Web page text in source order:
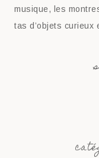
musique, les
tas d’objets curieux